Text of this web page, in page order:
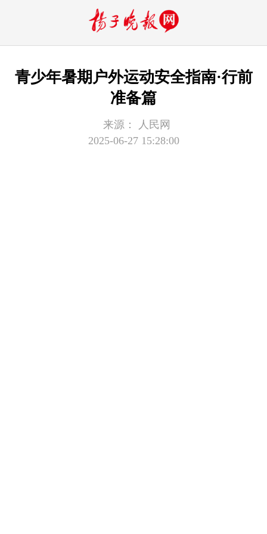
青少年暑期户外运动安全指南·行前
准备篇
来源：
人民网
2025-06-27 15:28:00